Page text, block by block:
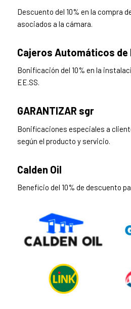
Descuento del 10% en la compra
asociados a la cámara.
Cajeros Automáticos de
Bonificación del 10% en la
EE.SS.
GARANTIZAR sgr
Bonificaciones especiales a
según el producto y servicio.
Calden Oil
Beneficio del 10% de descuento